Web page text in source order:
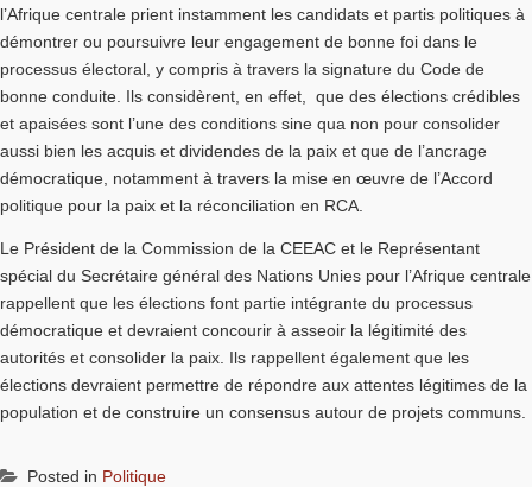
l’Afrique centrale prient instamment les candidats et partis politiques à
démontrer ou poursuivre leur engagement de bonne foi dans le
processus électoral, y compris à travers la signature du Code de
bonne conduite. Ils considèrent, en effet, que des élections crédibles
et apaisées sont l’une des conditions sine qua non pour consolider
aussi bien les acquis et dividendes de la paix et que de l’ancrage
démocratique, notamment à travers la mise en œuvre de l’Accord
politique pour la paix et la réconciliation en RCA.
Le Président de la Commission de la CEEAC et le Représentant
spécial du Secrétaire général des Nations Unies pour l’Afrique centrale
rappellent que les élections font partie intégrante du processus
démocratique et devraient concourir à asseoir la légitimité des
autorités et consolider la paix. Ils rappellent également que les
élections devraient permettre de répondre aux attentes légitimes de la
population et de construire un consensus autour de projets communs.
Posted in Politique